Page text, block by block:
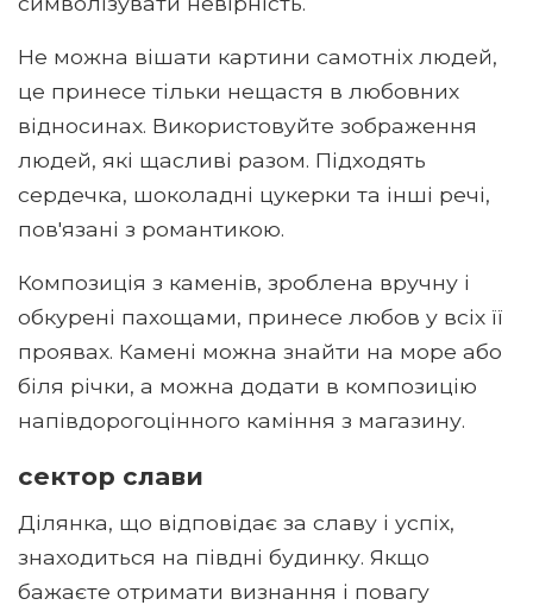
Не можна вішати картини самотніх людей,
це принесе тільки нещастя в любовних
відносинах. Використовуйте зображення
людей, які щасливі разом. Підходять
сердечка, шоколадні цукерки та інші речі,
пов'язані з романтикою.
Композиція з каменів, зроблена вручну і
обкурені пахощами, принесе любов у всіх її
проявах. Камені можна знайти на море або
біля річки, а можна додати в композицію
напівдорогоцінного каміння з магазину.
сектор слави
Ділянка, що відповідає за славу і успіх,
знаходиться на півдні будинку. Якщо
бажаєте отримати визнання і повагу